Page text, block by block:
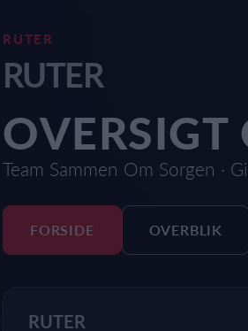
RUTER
RUTER
OVERSIGT
Team Sammen Om Sorgen ·
FORSIDE OVERBLIK
RUTER